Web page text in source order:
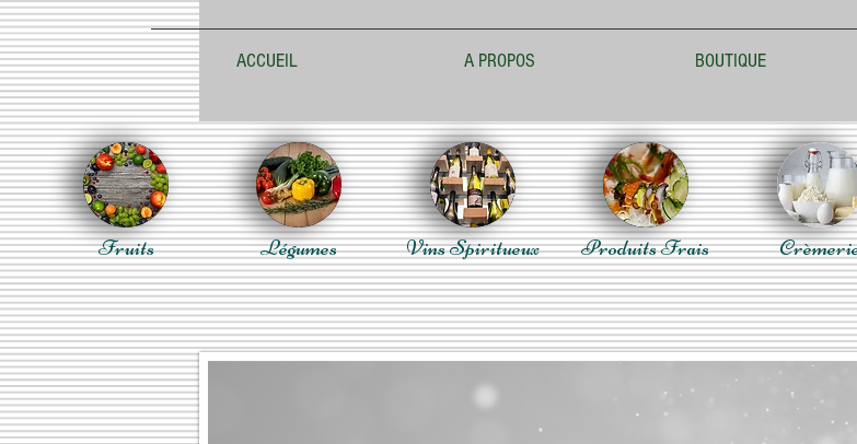
ACCUEIL A PROPOS BOUTIQUE
Fruits Légumes Vins Spiritueux Produits Frais